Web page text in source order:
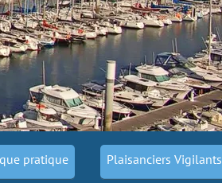
pratique Plaisanciers Vigilants